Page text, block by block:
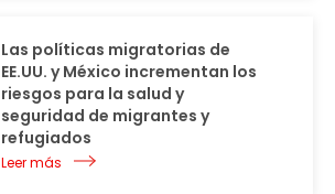
Las políticas migratorias de
EE.UU. y México incrementan los
riesgos para la salud y
seguridad de migrantes y
refugiados
Leer más